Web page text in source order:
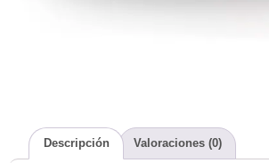
Descripción Valoraciones (0)